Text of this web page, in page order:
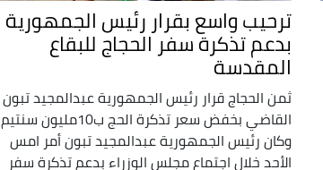
ترحيب واسع بقرار رئيس الجمهورية
بدعم تذكرة سفر الحجاج للبقاع
المقدسة
ثمن الحجاج قرار رئيس الجمهورية عبدالمجيد تبون
القاضي بخفض سعر تذكرة الحج ب10مليون سنتيم
وكان رئيس الجمهورية عبدالمجيد تبون أمر امس
الأحد خلال اجتماع مجلس الوزراء بدعم تذكرة سفر